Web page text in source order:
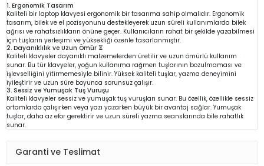
1. Ergonomik Tasarım
Kaliteli bir laptop klavyesi ergonomik bir tasarıma sahip olmalıdır. Ergonomik
tasarım, bilek ve el pozisyonunu destekleyerek uzun süreli kullanımlarda bilek
ağrısı ve rahatsızlıkların önüne geçer. Kullanıcıların rahat bir şekilde yazabilmesi
için tuşların yerleşimi ve yüksekliği özenle tasarlanmıştır.
2. Dayanıklılık ve Uzun Ömür ⏳
Kaliteli klavyeler dayanıklı malzemelerden üretilir ve uzun ömürlü kullanım
sunar. Bu tür klavyeler, yoğun kullanıma rağmen tuşlarının bozulmaması ve
işlevselliğini yitirmemesiyle bilinir. Yüksek kaliteli tuşlar, yazma deneyimini
iyileştirir ve uzun süre boyunca sorunsuz çalışır.
3. Sessiz ve Yumuşak Tuş Vuruşu
Kaliteli klavyeler sessiz ve yumuşak tuş vuruşları sunar. Bu özellik, özellikle sessiz
ortamlarda çalışırken veya yazı yazarken büyük bir avantaj sağlar. Yumuşak
tuşlar, daha az efor gerektirir ve uzun süreli yazma seanslarında bile rahatlık
sunar.
Garanti ve Teslimat